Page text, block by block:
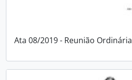
Ata 08/2019 - Reunião Ordinária